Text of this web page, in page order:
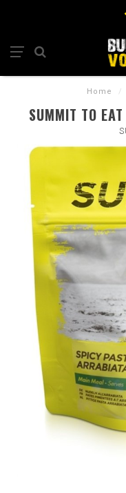
Home /
SUMMIT TO